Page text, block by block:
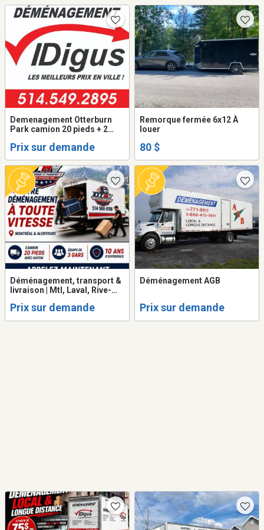
Demenagement Otterburn
Park camion 20 pieds + 2
2895
Prix sur demande
Remorque fermée 6x12 À
louer
80 $
Déménagement, transport &
livraison | Mtl, Laval, Rive-
Prix sur demande
Déménagement AGB
Prix sur demande